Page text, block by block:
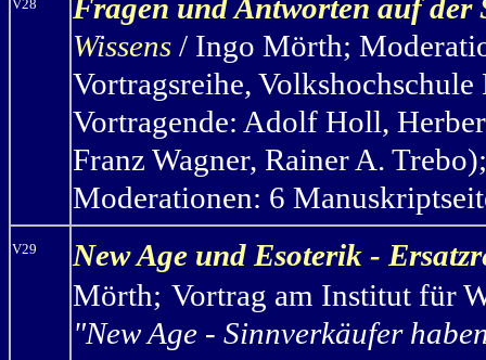
V28
Fragen und Antworten auf der
Wissens / Ingo Mörth;
Vortragsreihe,
Vortragende: Adolf Holl,
Franz Wagner, Rainer A.
Moderationen: 6
V29
New Age und Esoterik -
Mörth; Vortrag am Institut für
"New Age - Sinnverkäufer